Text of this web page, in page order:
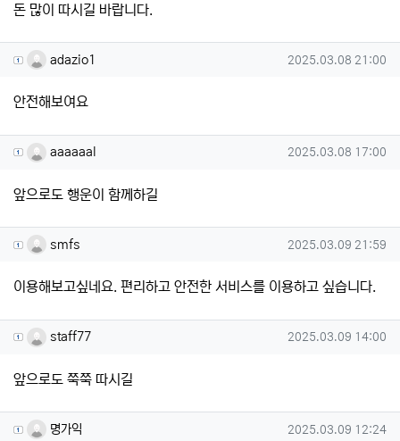
돈 많이 따시길 바랍니다.
adazio1님의 댓글
adazio1 작성일
2025.03.08 21:00
안전해보여요
aaaaaal님의 댓글
aaaaaal 작성일
2025.03.08 17:00
앞으로도 행운이 함께하길
smfs님의 댓글
smfs 작성일
2025.03.09 21:59
이용해보고싶네요. 편리하고 안전한 서비스를 이용하고 싶습니다.
staff77님의 댓글
staff77 작성일
2025.03.09 14:00
앞으로도 쭉쭉 따시길
명가익님의 댓글
명가익 작성일
2025.03.09 12:24